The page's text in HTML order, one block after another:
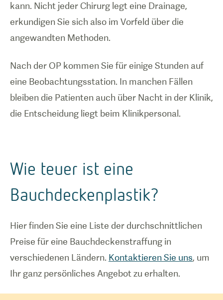
kann. Nicht jeder Chirurg legt eine Drainage,
erkundigen Sie sich also im Vorfeld über die
angewandten Methoden.
Nach der OP kommen Sie für einige Stunden auf
eine Beobachtungsstation. In manchen Fällen
bleiben die Patienten auch über Nacht in der Klinik,
die Entscheidung liegt beim Klinikpersonal.
Wie teuer ist eine
Bauchdeckenplastik?
Hier finden Sie eine Liste der durchschnittlichen
Preise für eine Bauchdeckenstraffung in
verschiedenen Ländern. Kontaktieren Sie uns, um
Ihr ganz persönliches Angebot zu erhalten.